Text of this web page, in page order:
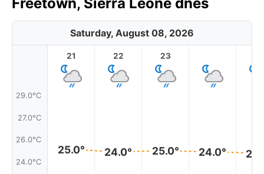
Saturday, August 08, 2026
29.0°C
27.0°C
26.0°C
24.0°C
21
25.0°
22
24.0°
23
25.0° 24.0°